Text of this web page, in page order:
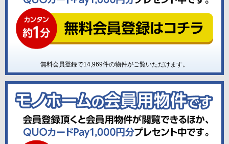
無料会員登録で14,969件の物件がご覧いただけます。